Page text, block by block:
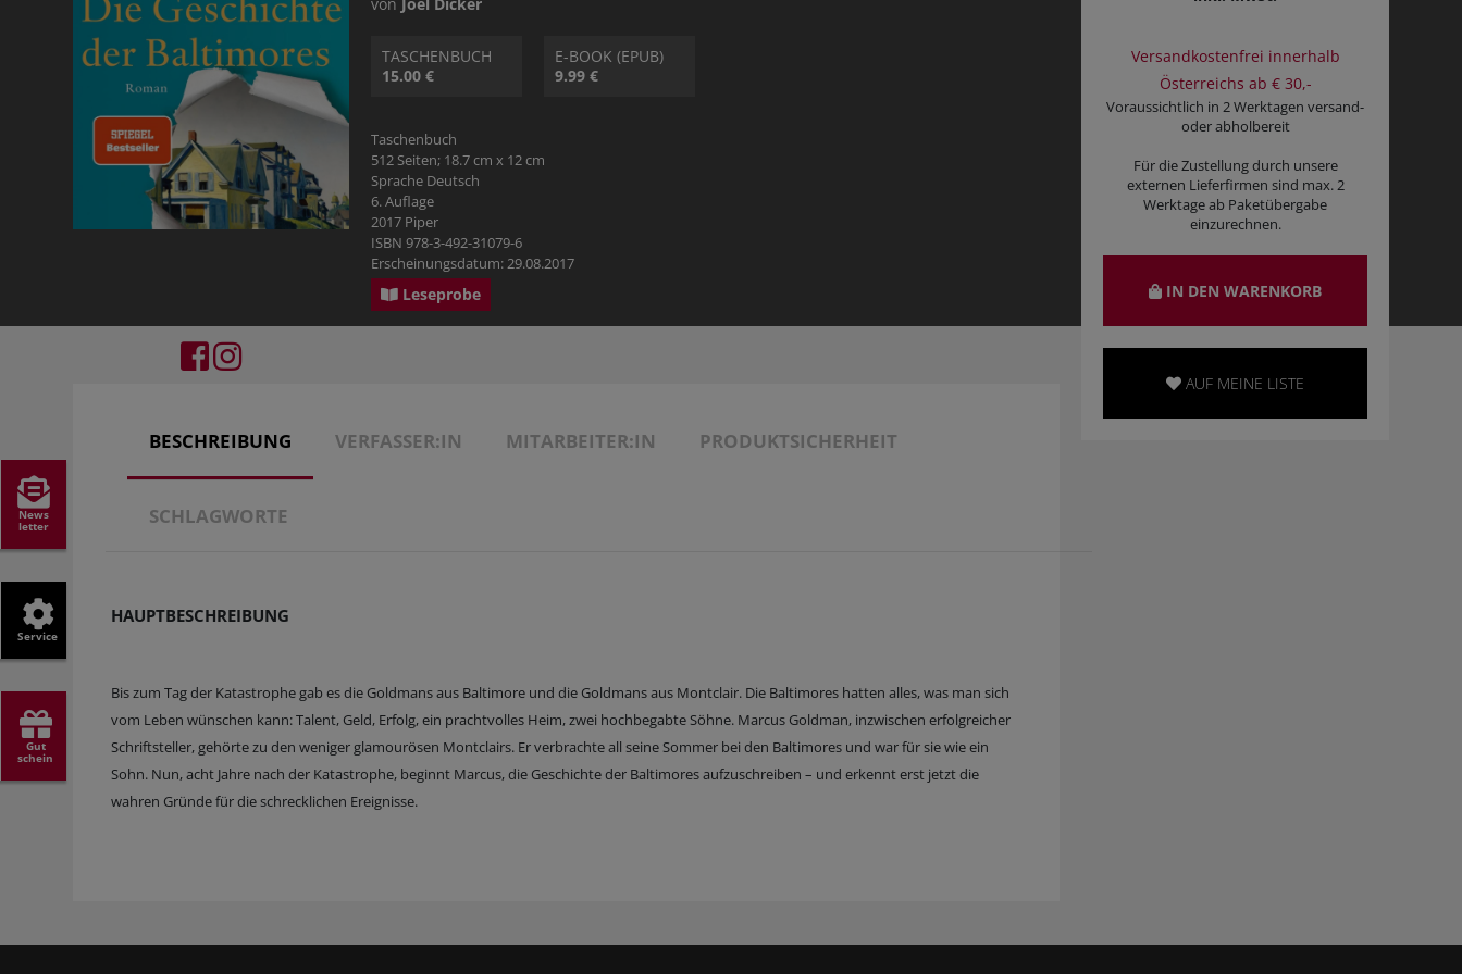
RATGEBER
BILDBÄNDE REISE & URLAUB
GESCHICHTE
PHILOSOPHIE & RELIGION
PHILOSOPHIE & RELIGION
KOSMOS GECKO RUN
News
letter
Service
Gut
schein
TASCHENBUCH
15.00 €
E-BOOK (EPUB)
9.99 €
Taschenbuch
512 Seiten; 18.7 cm x 12 cm
Sprache Deutsch
6. Auflage
2017 Piper
ISBN 978-3-492-31079-6
Erscheinungsdatum: 29.08.2017
Leseprobe
BESCHREIBUNG VERFASSER:IN MITARBEITER:IN PRODUKTSICHERHEIT
SCHLAGWORTE
HAUPTBESCHREIBUNG
Bis zum Tag der Katastrophe gab es die Goldmans aus Baltimore und die Goldmans aus Montclair. Die Baltimores hatten alles, was man sich
vom Leben wünschen kann: Talent, Geld, Erfolg, ein prachtvolles Heim, zwei hochbegabte Söhne. Marcus Goldman, inzwischen erfolgreicher
Schriftsteller, gehörte zu den weniger glamourösen Montclairs. Er verbrachte all seine Sommer bei den Baltimores und war für sie wie ein
Sohn. Nun, acht Jahre nach der Katastrophe, beginnt Marcus, die Geschichte der Baltimores aufzuschreiben – und erkennt erst jetzt die
wahren Gründe für die schrecklichen Ereignisse.
Versandkostenfrei innerhalb
Österreichs ab € 30,-
Voraussichtlich in 2 Werktagen versand-
oder abholbereit
Für die Zustellung durch unsere
externen Lieferfirmen sind max. 2
Werktage ab Paketübergabe
einzurechnen.
IN DEN WARENKORB
AUF MEINE LISTE